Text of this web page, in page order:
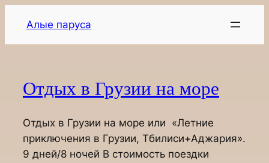
содержимому
Алые паруса
Отдых в Грузии на море
Отдых в Грузии на море или «Летние
приключения в Грузии, Тбилиси+Аджария».
9 дней/8 ночей В стоимость поездки